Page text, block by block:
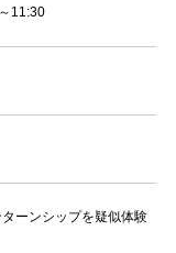
11:30
ターンシップを疑似体験